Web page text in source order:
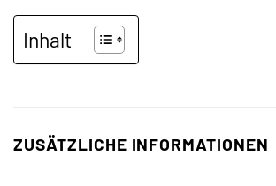
Inhalt
ZUSÄTZLICHE INFORMATIONEN